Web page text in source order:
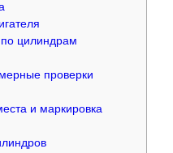
цилиндрам
проверки
и маркировка